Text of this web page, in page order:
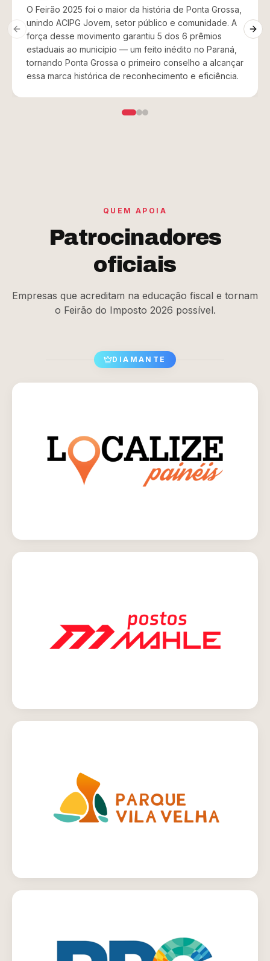
O Feirão 2025 foi o maior da história de Ponta Grossa,
unindo ACIPG Jovem, setor público e comunidade. A
força desse movimento garantiu 5 dos 6 prêmios
estaduais ao município — um feito inédito no Paraná,
tornando Ponta Grossa o primeiro conselho a alcançar
essa marca histórica de reconhecimento e eficiência.
Previous slide
QUEM APOIA
Patrocinadores
oficiais
Empresas que acreditam na educação fiscal e tornam
o Feirão do Imposto 2026 possível.
DIAMANTE